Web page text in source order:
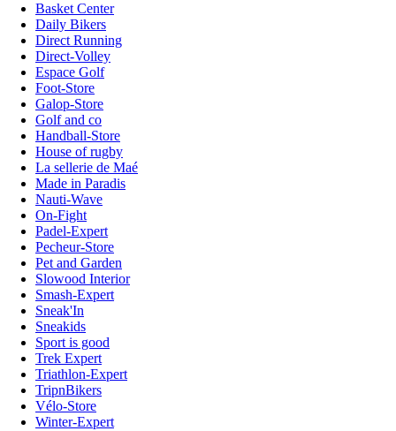
Basket Center
Daily Bikers
Direct Running
Direct-Volley
Espace Golf
Foot-Store
Galop-Store
Golf and co
Handball-Store
House of rugby
La sellerie de Maé
Made in Paradis
Nauti-Wave
On-Fight
Padel-Expert
Pecheur-Store
Pet and Garden
Slowood Interior
Smash-Expert
Sneak'In
Sneakids
Sport is good
Trek Expert
Triathlon-Expert
TripnBikers
Vélo-Store
Winter-Expert